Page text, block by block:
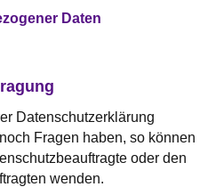
Daten
Datenschutzerklärung
Fragen haben, so können
oder den
wenden.